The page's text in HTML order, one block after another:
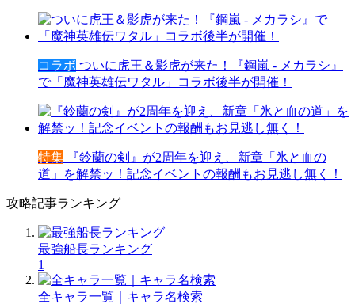
コラボ ついに虎王＆影虎が来た！『鋼嵐 - メカラシ』
で「魔神英雄伝ワタル」コラボ後半が開催！
特集 『鈴蘭の剣』が2周年を迎え、新章「氷と血の
道」を解禁ッ！記念イベントの報酬もお見逃し無く！
攻略記事ランキング
最強船長ランキング
1
全キャラ一覧｜キャラ名検索